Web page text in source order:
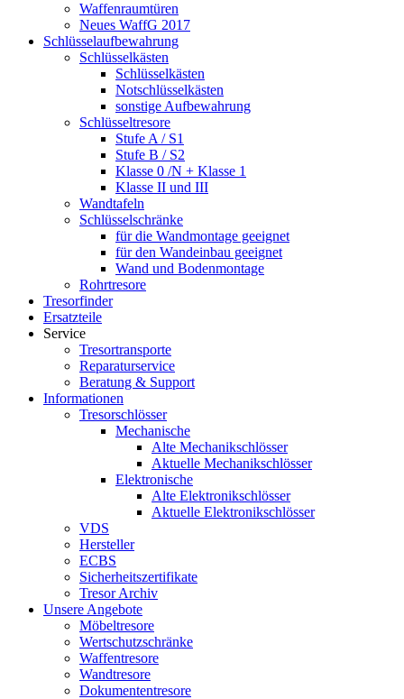
Waffenraumtüren
Neues WaffG 2017
Schlüsselaufbewahrung
Schlüsselkästen
Schlüsselkästen
Notschlüsselkästen
sonstige Aufbewahrung
Schlüsseltresore
Stufe A / S1
Stufe B / S2
Klasse 0 /N + Klasse 1
Klasse II und III
Wandtafeln
Schlüsselschränke
für die Wandmontage geeignet
für den Wandeinbau geeignet
Wand und Bodenmontage
Rohrtresore
Tresorfinder
Ersatzteile
Service
Tresortransporte
Reparaturservice
Beratung & Support
Informationen
Tresorschlösser
Mechanische
Alte Mechanikschlösser
Aktuelle Mechanikschlösser
Elektronische
Alte Elektronikschlösser
Aktuelle Elektronikschlösser
VDS
Hersteller
ECBS
Sicherheitszertifikate
Tresor Archiv
Unsere Angebote
Möbeltresore
Wertschutzschränke
Waffentresore
Wandtresore
Dokumententresore